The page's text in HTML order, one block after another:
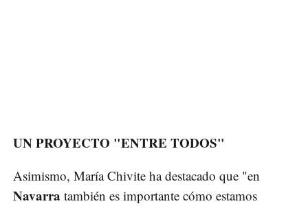
UN PROYECTO "ENTRE TODOS"
Asimismo, María Chivite ha destacado que "en
Navarra también es importante cómo estamos